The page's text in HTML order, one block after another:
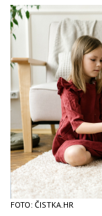
FOTO: ČISTKA.HR